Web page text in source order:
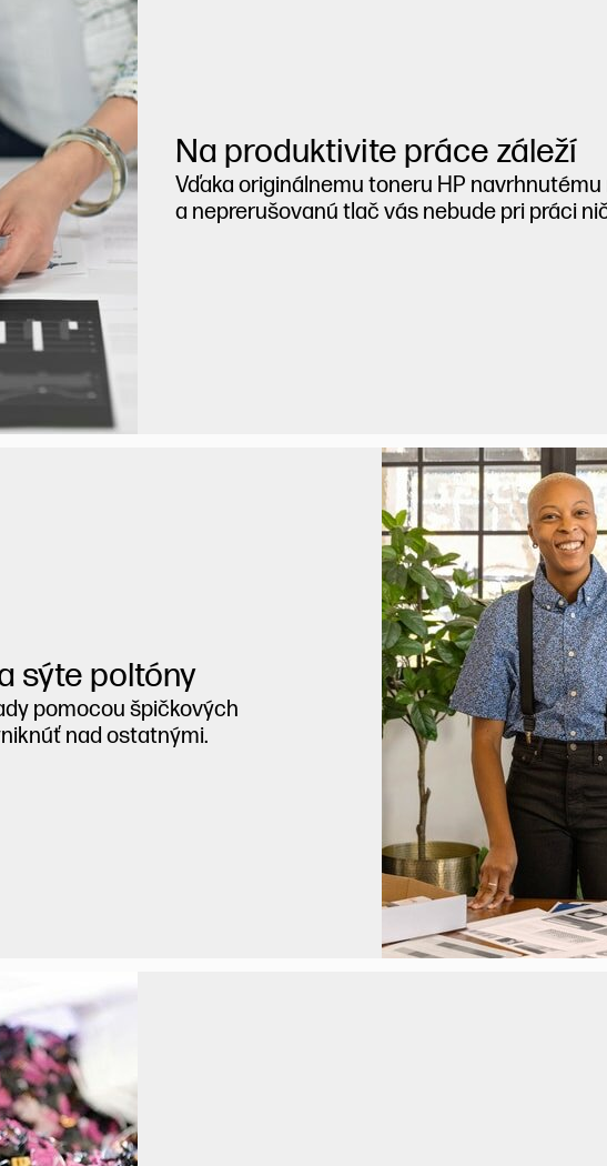
Na produktivite práce záleží
Vďaka originálnemu toneru HP
a neprerušovanú tlač vás nebude pri práci
sýte poltóny
pomocou špičkových
nad ostatnými.